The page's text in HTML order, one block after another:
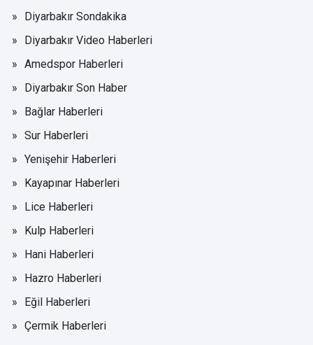
Diyarbakır Sondakika
Diyarbakır Video Haberleri
Amedspor Haberleri
Diyarbakır Son Haber
Bağlar Haberleri
Sur Haberleri
Yenişehir Haberleri
Kayapınar Haberleri
Lice Haberleri
Kulp Haberleri
Hani Haberleri
Hazro Haberleri
Eğil Haberleri
Çermik Haberleri